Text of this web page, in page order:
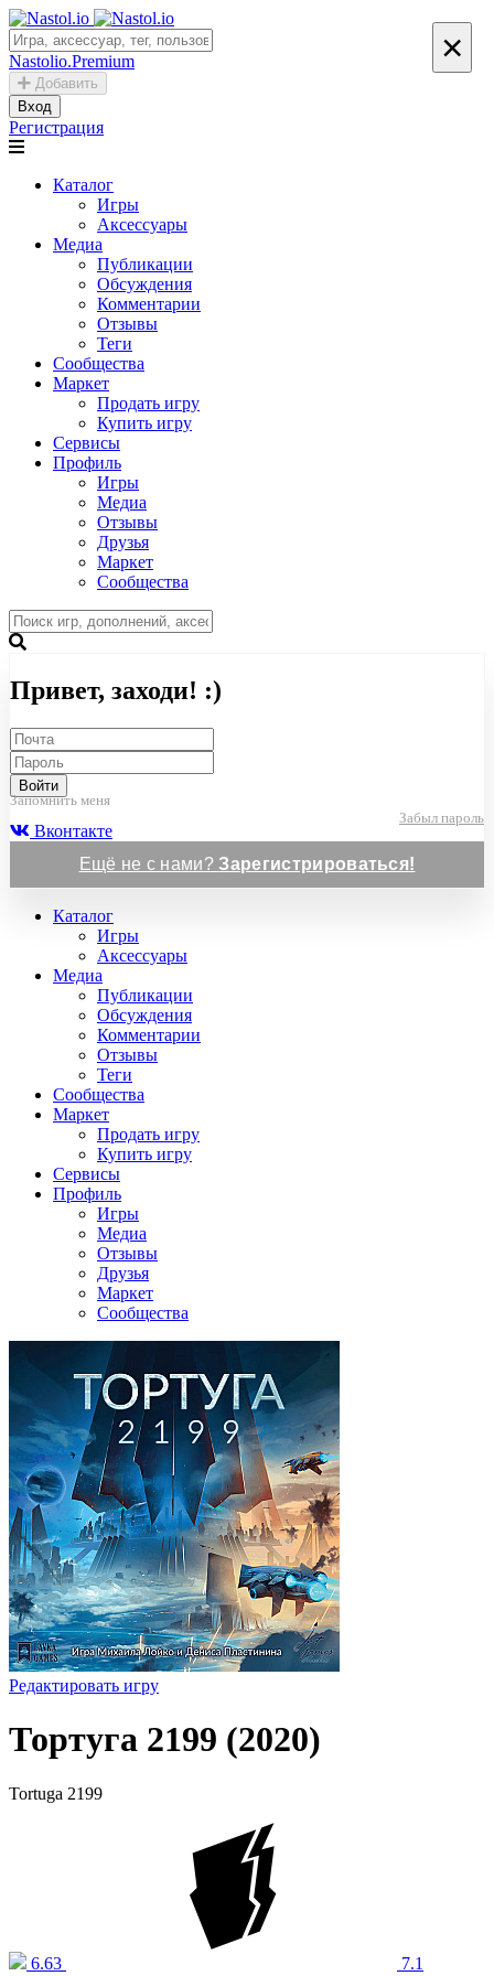
Nastolio.Premium
Добавить
Вход
Регистрация
Каталог
Игры
Аксессуары
Медиа
Публикации
Обсуждения
Комментарии
Отзывы
Теги
Сообщества
Маркет
Продать игру
Купить игру
Сервисы
Профиль
Игры
Медиа
Отзывы
Друзья
Маркет
Сообщества
×
Привет, заходи! :)
Войти
Запомнить меня
Забыл пароль
Вконтакте
Ещё не с нами?Зарегистрироваться!
Каталог
Игры
Аксессуары
Медиа
Публикации
Обсуждения
Комментарии
Отзывы
Теги
Сообщества
Маркет
Продать игру
Купить игру
Сервисы
Профиль
Игры
Медиа
Отзывы
Друзья
Маркет
Сообщества
Редактировать игру
Тортуга 2199 (2020)
Tortuga 2199
6.63 7.1